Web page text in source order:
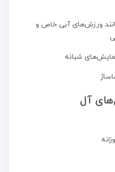
ورزش‌های آبی خاص و
شبانه
آل